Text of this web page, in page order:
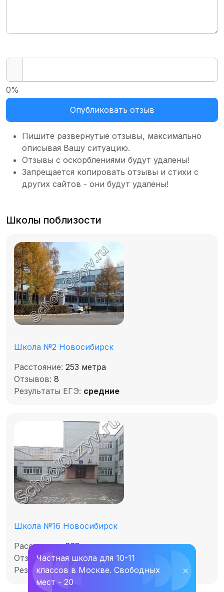
Опубликовать отзыв
0%
Пишите развернутые отзывы, максимально
описывая Вашу ситуацию.
Отзывы с оскорблениями будут удалены!
Запрещается копировать отзывы и стихи с
других сайтов - они будут удалены!
Школы поблизости
Школа №2 Новосибирск
Расстояние: 253 метра
Отзывов: 8
Результаты ЕГЭ: средние
Школа №16 Новосибирск
Расстояние:838 метров
Отзывов:5
Результаты ЕГЭ:слабые
Частная школа для 10-11
классов в Москве. Свободных
мест - 20
⛌